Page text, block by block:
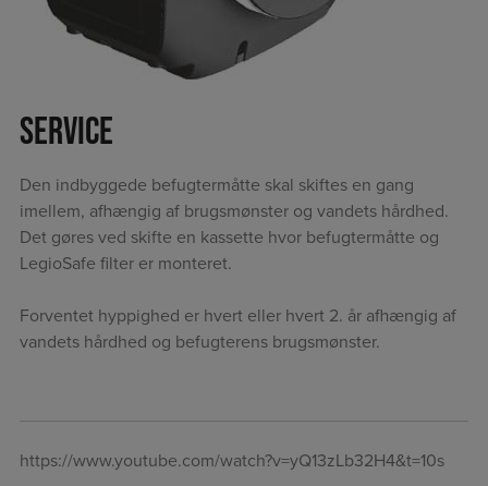
Service
Den indbyggede befugtermåtte skal skiftes en gang
imellem, afhængig af brugsmønster og vandets hårdhed.
Det gøres ved skifte en kassette hvor befugtermåtte og
LegioSafe filter er monteret.
Forventet hyppighed er hvert eller hvert 2. år afhængig af
vandets hårdhed og befugterens brugsmønster.
https://www.youtube.com/watch?v=yQ13zLb32H4&t=10s